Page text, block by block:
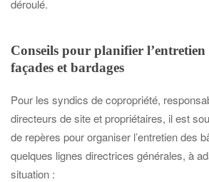
déroulé.
Conseils pour planifier l’entretien
façades et bardages
Pour les syndics de copropriété,
directeurs de site et propriétaires, il est
de repères pour organiser l’entretien des
quelques lignes directrices générales, à
situation :